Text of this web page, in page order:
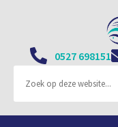
0527 698151